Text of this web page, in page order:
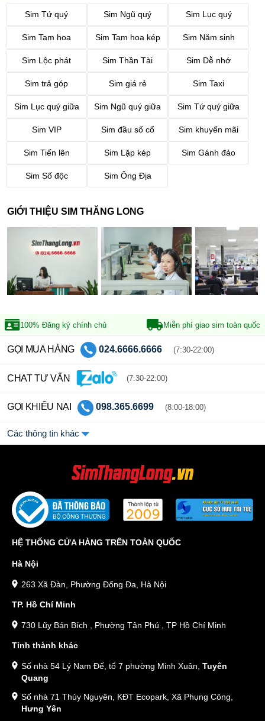
Sim Tứ quý Sim Ngũ quý Sim Lục quý
Sim Tam hoa Sim Tam hoa kép Sim Năm sinh
Sim Lộc phát Sim Thần Tài Sim Dễ nhớ
Sim trả góp Sim giá rẻ Sim Taxi
Sim Lục quý giữa Sim Ngũ quý giữa Sim Tứ quý giữa
Sim VIP Sim đầu số cổ Sim khuyến mãi
Sim Tiến lên Sim Lặp kép Sim Gánh đảo
Sim Số độc Sim Ông Địa
GIỚI THIỆU SIM THĂNG LONG
100% Đăng ký chính chủ Miễn phí giao sim toàn quốc
GỌI MUA HÀNG 024.6666.6666 (7:30-22:00)
CHAT TƯ VẤN (7:30-22:00)
GỌI KHIẾU NẠI 098.365.6699 (8:00-18:00)
Các thông tin khác
HỆ THỐNG CỬA HÀNG TRÊN TOÀN QUỐC
Hà Nội
263 Xã Đàn, Phường Đống Đa, Hà Nội
TP. Hồ Chí Minh
730 Lũy Bán Bích , Phường Tân Phú , TP Hồ Chí Minh
Tỉnh thành khác
Số nhà 54 Lý Nam Đế, tổ 7 phường Minh Xuân, Tuyên
Quang
Số nhà 71 Thủy Nguyên, KĐT Ecopark, Xã Phụng Công,
Hưng Yên